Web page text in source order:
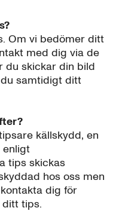
Om vi bedömer ditt
med dig via de
du skickar din bild
samtidigt ditt
källskydd, en
enligt
tips skickas
hos oss men
dig för
tips.